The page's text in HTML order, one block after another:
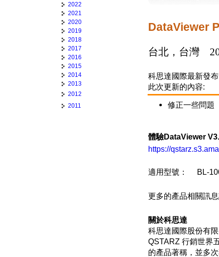
2022
2021
2020
2019
2018
2017
2016
2015
2014
2013
2012
2011
DataViewer
台北，台灣
科思達國際最新發
此次更新的內容:
修正一些問題
體驗DataViewer
https://
適用型號： BL-
更多的產品相關訊
關於科思達
科思達國際股份有
QSTARZ 行銷世界
的產品著稱，並多